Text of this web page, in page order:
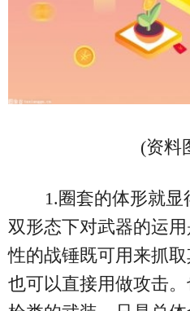
(资料
1.圈套的体形就
双形态下对武器的运
性的战锤既可用来抓
也可以直接用做攻击